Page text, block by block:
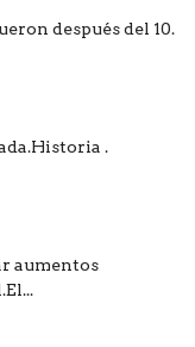
después del 10.
.
aumentos